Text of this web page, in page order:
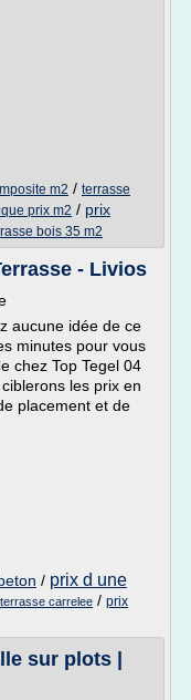
m2 / terrasse
prix m2 / prix
bois 35 m2
- Livios
aucune idée de ce
minutes pour vous
chez Top Tegel 04
les prix en
placement et de
/ prix d une
carrelee / prix
sur plots |